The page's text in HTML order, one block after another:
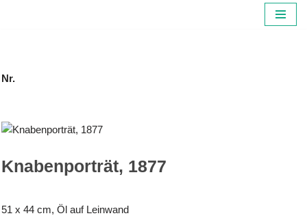
Nr.
Knabenporträt, 1877
51 x 44 cm, Öl auf Leinwand